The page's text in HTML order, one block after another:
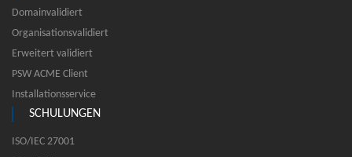
Domainvalidiert
Organisationsvalidiert
Erweitert validiert
PSW ACME Client
Installationsservice
SCHULUNGEN
ISO/IEC 27001